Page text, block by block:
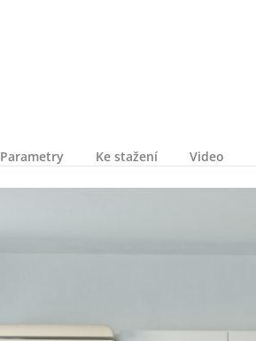
Parametry Ke stažení Video